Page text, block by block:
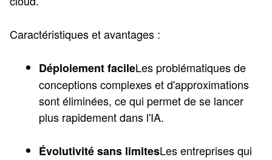
Caractéristiques et avantages :
Déploiement facileLes problématiques de
conceptions complexes et d'approximations
sont éliminées, ce qui permet de se lancer
plus rapidement dans l'IA.
Évolutivité sans limitesLes entreprises qui